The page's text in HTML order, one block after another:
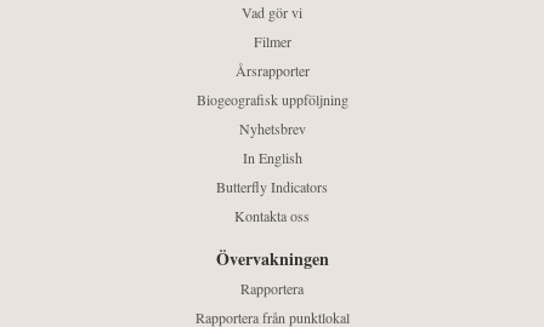
Vad gör vi
Filmer
Årsrapporter
Biogeografisk uppföljning
Nyhetsbrev
In English
Butterfly Indicators
Kontakta oss
Övervakningen
Rapportera
Rapportera från punktlokal